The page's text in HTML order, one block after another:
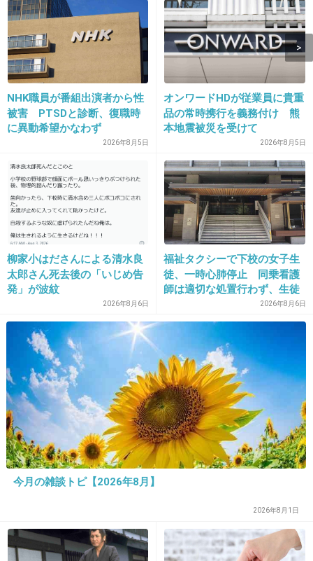
14. 匿名2014/01/09(木) 19:11:19
スパークリング清酒 澪 うまい
+50 -10
お二人とも、しっかりしてそうだし仕事に支障
の無いように～きちんと考えてるでしょ～～
マスコミほっといてあげなよ！
お似合いだもん応援してます♪朝ドラも！
+148 -3
16. 匿名 2014/01/09(木) 19:12:15
杏ちゃんは東出さんのが似合ってるよ
17. 匿名 2014/01/09(木) 19:12:53
NHK職員が番組出演者から性
被害 PTSDと診断、復職時
に異動希望かなわず
2026年8月5日
オンワードHDが従業員に貴重
品の常時携行を義務付け 熊
本地震被災を受けて
2026年8月5日
柳家小はださんによる清水良
太郎さん死去後の「いじめ告
発」が波紋
2026年8月6日
福祉タクシーで下校の女子生
徒、一時心肺停止 同乗看護
師は適切な処置行わず、生徒
2026年8月6日
今月の雑談トピ【2026年8月】
2026年8月1日